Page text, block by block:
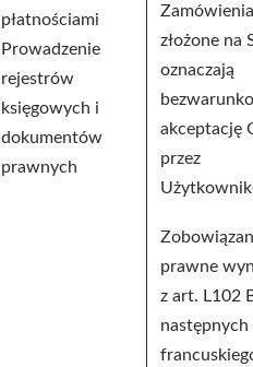
płatnościami
Prowadzenie
rejestrów
księgowych i
dokumentów
prawnych
Zamówienia
złożone na
oznaczają
akceptację
przez
prawne
z art. L102
następnych